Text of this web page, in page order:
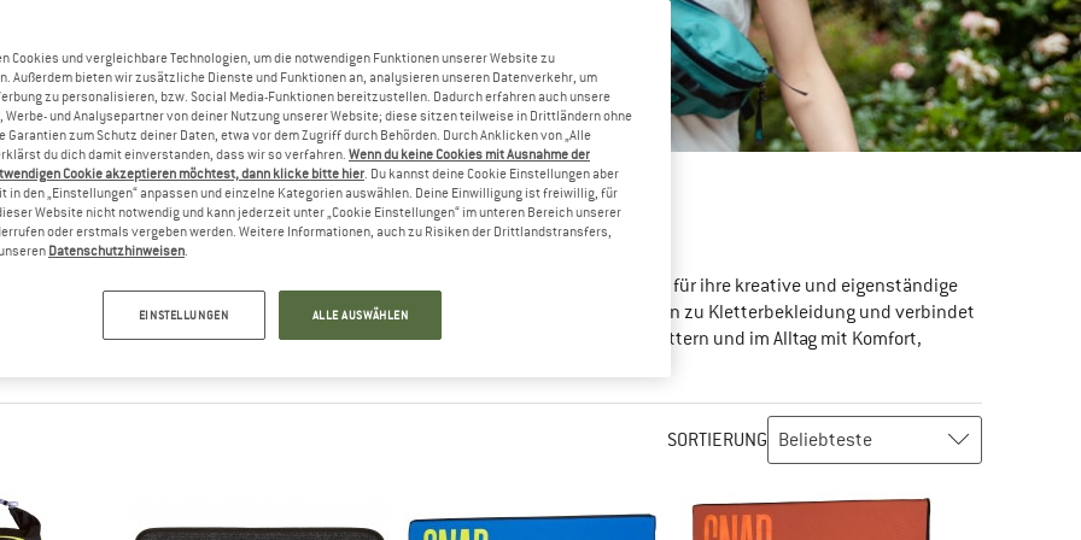
KLETTERPRODUKTE AUS FRANKREICH
sich Snap zu einer französischen Kultmarke in der Kletterwelt entwickelt und ist für ihre kreative und eigenständige
bekannt. Das Sortiment reicht von Crashpads über Kletterausrüstung bis hin zu Kletterbekleidung und verbindet
einem unverwechselbaren Stil. So entstehen Produkte, die beim Bouldern, Klettern und im Alltag mit Komfort,
überzeugen.
SORTIERUNG
Cookies und vergleichbare Technologien, um die notwendigen Funktionen unserer Website zu
Außerdem bieten wir zusätzliche Dienste und Funktionen an, analysieren unseren Datenverkehr, um
zu personalisieren, bzw. Social Media-Funktionen bereitzustellen. Dadurch erfahren auch unsere
Werbe- und Analysepartner von deiner Nutzung unserer Website; diese sitzen teilweise in Drittländern ohne
Garantien zum Schutz deiner Daten, etwa vor dem Zugriff durch Behörden. Durch Anklicken von „Alle
du dich damit einverstanden, dass wir so verfahren. Wenn du keine Cookies mit Ausnahme der
Cookie akzeptieren möchtest, dann klicke bitte hier. Du kannst deine Cookie Einstellungen aber
in den „Einstellungen“ anpassen und einzelne Kategorien auswählen. Deine Einwilligung ist freiwillig, für
Website nicht notwendig und kann jederzeit unter „Cookie Einstellungen“ im unteren Bereich unserer
oder erstmals vergeben werden. Weitere Informationen, auch zu Risiken der Drittlandstransfers,
Datenschutzhinweisen.
EINSTELLUNGEN ALLE AUSWÄHLEN